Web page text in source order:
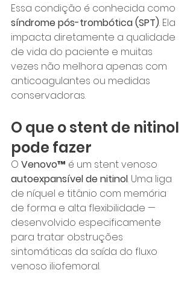
Essa condição é conhecida como
síndrome pós-trombótica (SPT). Ela
impacta diretamente a qualidade
de vida do paciente e muitas
vezes não melhora apenas com
anticoagulantes ou medidas
conservadoras.
O que o stent de nitinol
pode fazer
O Venovo™ é um stent venoso
autoexpansível de nitinol. Uma liga
de níquel e titânio com memória
de forma e alta flexibilidade —
desenvolvido especificamente
para tratar obstruções
sintomáticas da saída do fluxo
venoso iliofemoral.